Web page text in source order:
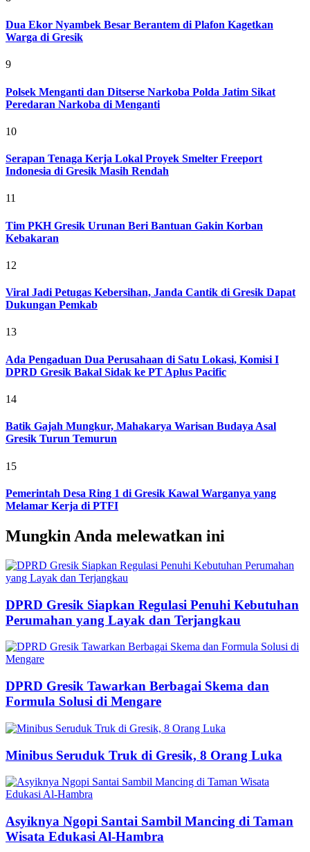
Dua Ekor Nyambek Besar Berantem di Plafon Kagetkan
Warga di Gresik
9
Polsek Menganti dan Ditserse Narkoba Polda Jatim Sikat
Peredaran Narkoba di Menganti
10
Serapan Tenaga Kerja Lokal Proyek Smelter Freeport
Indonesia di Gresik Masih Rendah
11
Tim PKH Gresik Urunan Beri Bantuan Gakin Korban
Kebakaran
12
Viral Jadi Petugas Kebersihan, Janda Cantik di Gresik Dapat
Dukungan Pemkab
13
Ada Pengaduan Dua Perusahaan di Satu Lokasi, Komisi I
DPRD Gresik Bakal Sidak ke PT Aplus Pacific
14
Batik Gajah Mungkur, Mahakarya Warisan Budaya Asal
Gresik Turun Temurun
15
Pemerintah Desa Ring 1 di Gresik Kawal Warganya yang
Melamar Kerja di PTFI
Mungkin Anda melewatkan ini
DPRD Gresik Siapkan Regulasi Penuhi Kebutuhan
Perumahan yang Layak dan Terjangkau
DPRD Gresik Tawarkan Berbagai Skema dan
Formula Solusi di Mengare
Minibus Seruduk Truk di Gresik, 8 Orang Luka
Asyiknya Ngopi Santai Sambil Mancing di Taman
Wisata Edukasi Al-Hambra